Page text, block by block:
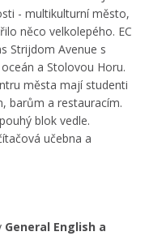
- multikulturní město,
něco velkolepého. EC
Strijdom Avenue s
a Stolovou Horu.
města mají studenti
barům a restauracím.
blok vedle.
učebna a
General English a